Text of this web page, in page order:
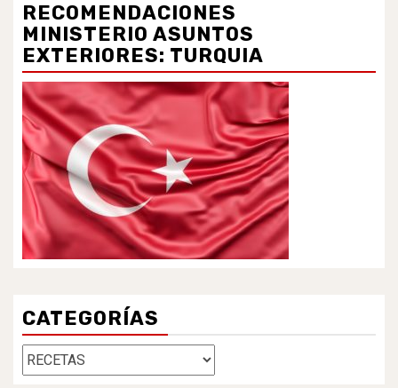
RECOMENDACIONES
MINISTERIO ASUNTOS
EXTERIORES: TURQUIA
CATEGORÍAS
Categorías